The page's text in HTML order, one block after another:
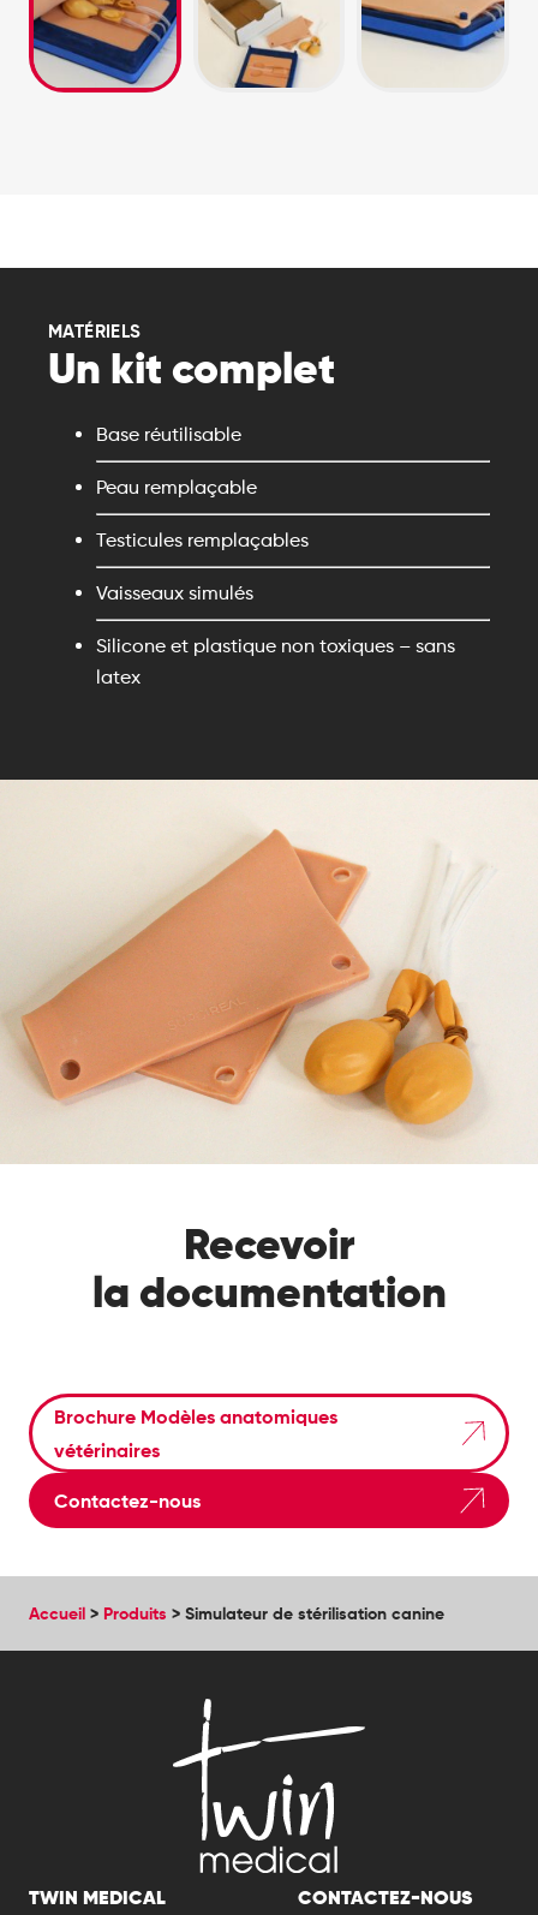
MATÉRIELS
Un kit complet
Base réutilisable
Peau remplaçable
Testicules remplaçables
Vaisseaux simulés
Silicone et plastique non toxiques – sans
latex
Recevoir
la documentation
Brochure Modèles anatomiques
vétérinaires
Contactez-nous
Accueil > Produits > Simulateur de stérilisation canine
TWIN MEDICAL CONTACTEZ-NOUS